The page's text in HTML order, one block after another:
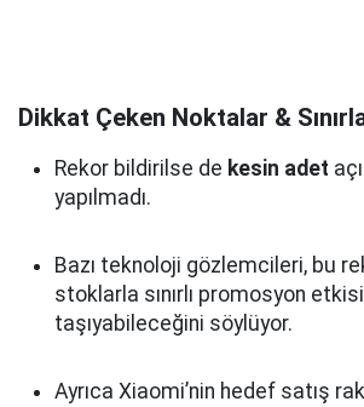
Dikkat Çeken Noktalar &
Rekor bildirilse de kesin adet
yapılmadı.
Bazı teknoloji gözlemcileri, bu
stoklarla sınırlı promosyon
taşıyabileceğini söylüyor.
Ayrıca Xiaomi’nin hedef satış